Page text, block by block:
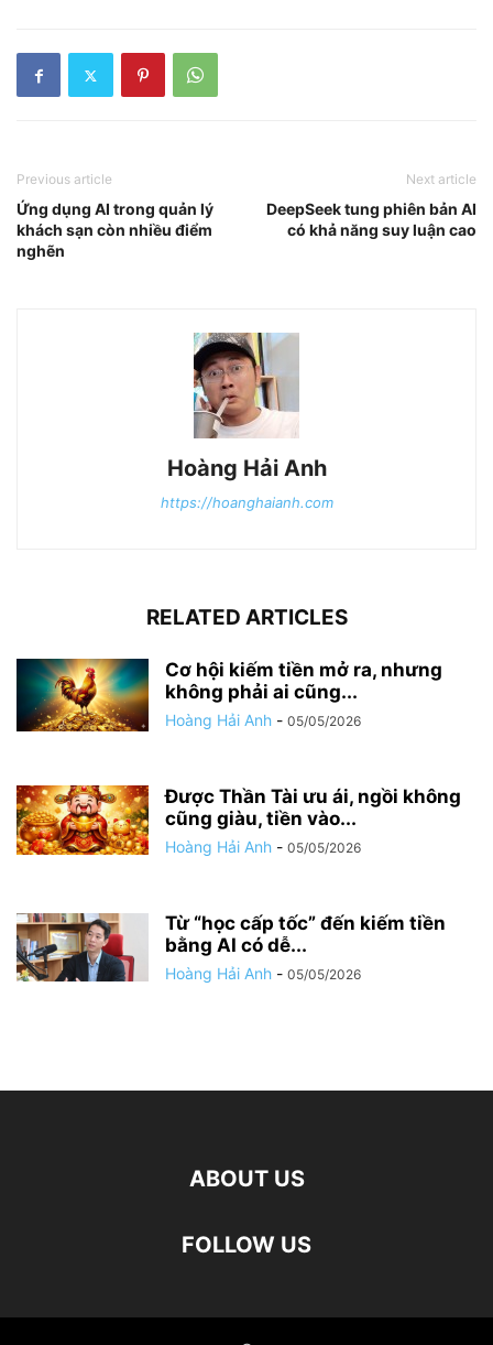
Previous article
Ứng dụng AI trong quản lý
khách sạn còn nhiều điểm
nghẽn
Next article
DeepSeek tung phiên bản AI
có khả năng suy luận cao
Hoàng Hải Anh
https://hoanghaianh.com
RELATED ARTICLES
Cơ hội kiếm tiền mở ra, nhưng
không phải ai cũng...
Hoàng Hải Anh - 05/05/2026
Được Thần Tài ưu ái, ngồi không
cũng giàu, tiền vào...
Hoàng Hải Anh - 05/05/2026
Từ “học cấp tốc” đến kiếm tiền
bằng AI có dễ...
Hoàng Hải Anh - 05/05/2026
ABOUT US
FOLLOW US